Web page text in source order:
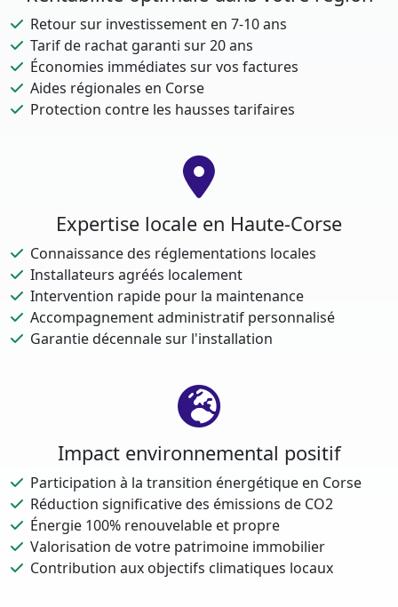
Retour sur investissement en 7-10 ans
Tarif de rachat garanti sur 20 ans
Économies immédiates sur vos factures
Aides régionales en Corse
Protection contre les hausses tarifaires
Expertise locale en Haute-Corse
Connaissance des réglementations locales
Installateurs agréés localement
Intervention rapide pour la maintenance
Accompagnement administratif personnalisé
Garantie décennale sur l'installation
Impact environnemental positif
Participation à la transition énergétique en Corse
Réduction significative des émissions de CO2
Énergie 100% renouvelable et propre
Valorisation de votre patrimoine immobilier
Contribution aux objectifs climatiques locaux